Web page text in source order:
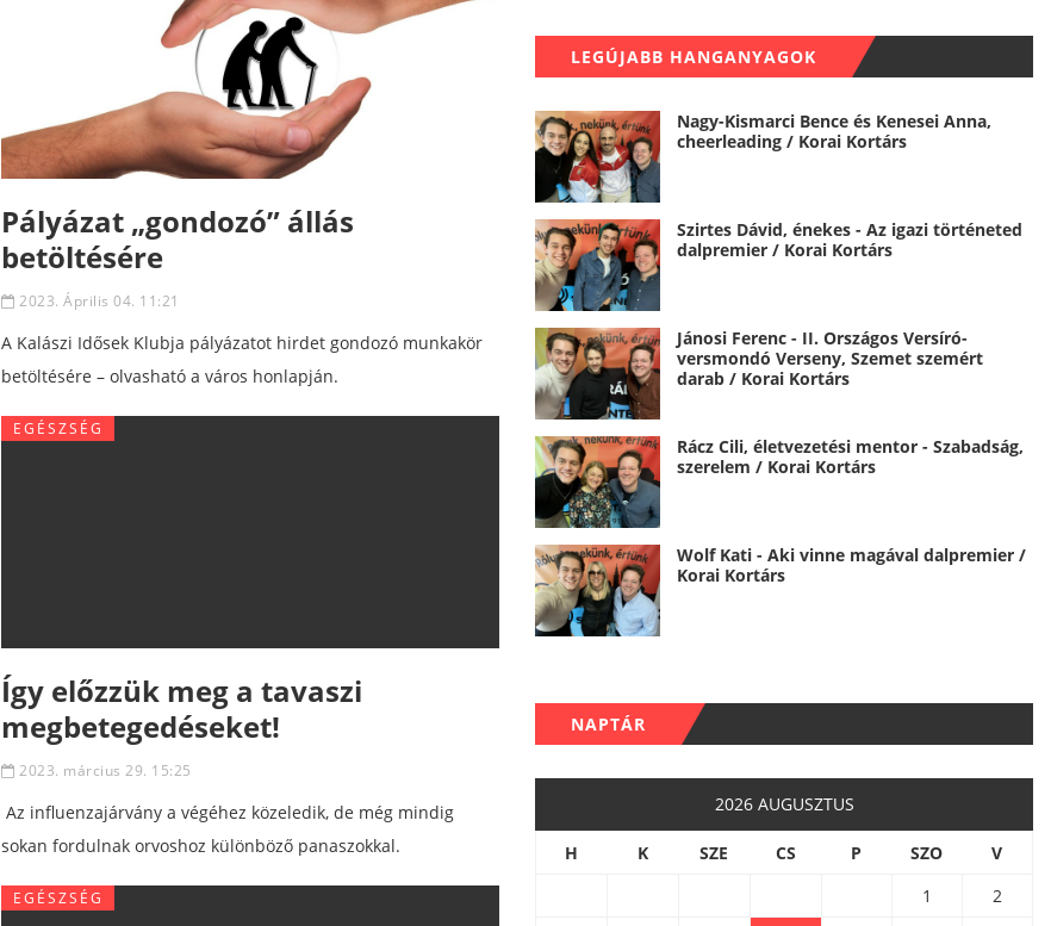
Pályázat „gondozó” állás
betöltésére
2023. Április 04. 11:21
A Kalászi Idősek Klubja pályázatot hirdet gondozó munkakör
betöltésére – olvasható a város honlapján.
EGÉSZSÉG
Így előzzük meg a tavaszi
megbetegedéseket!
2023. március 29. 15:25
Az influenzajárvány a végéhez közeledik, de még mindig
sokan fordulnak orvoshoz különböző panaszokkal.
EGÉSZSÉG
LEGÚJABB HANGANYAGOK
Nagy-Kismarci Bence és Kenesei Anna,
cheerleading / Korai Kortárs
Szirtes Dávid, énekes - Az igazi történeted
dalpremier / Korai Kortárs
Jánosi Ferenc - II. Országos Versíró-
versmondó Verseny, Szemet szemért
darab / Korai Kortárs
Rácz Cili, életvezetési mentor - Szabadság,
szerelem / Korai Kortárs
Wolf Kati - Aki vinne magával dalpremier /
Korai Kortárs
NAPTÁR
2026 AUGUSZTUS
H K SZE CS P SZO
V
1
2